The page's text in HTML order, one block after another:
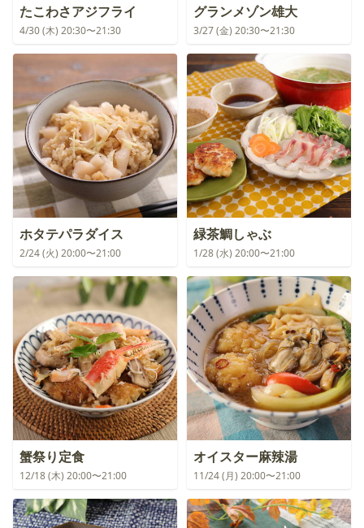
たこわさアジフライ
4/30 (木) 20:30〜21:30
グランメゾン雄大
3/27 (金) 20:30〜21:30
ホタテパラダイス
2/24 (火) 20:00〜21:00
緑茶鯛しゃぶ
1/28 (水) 20:00〜21:00
蟹祭り定食
12/18 (木) 20:00〜21:00
オイスター麻辣湯
11/24 (月) 20:00〜21:00